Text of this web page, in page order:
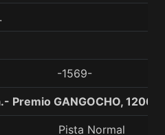
-1569-
Premio GANGOCHO, 1200
Pista Normal